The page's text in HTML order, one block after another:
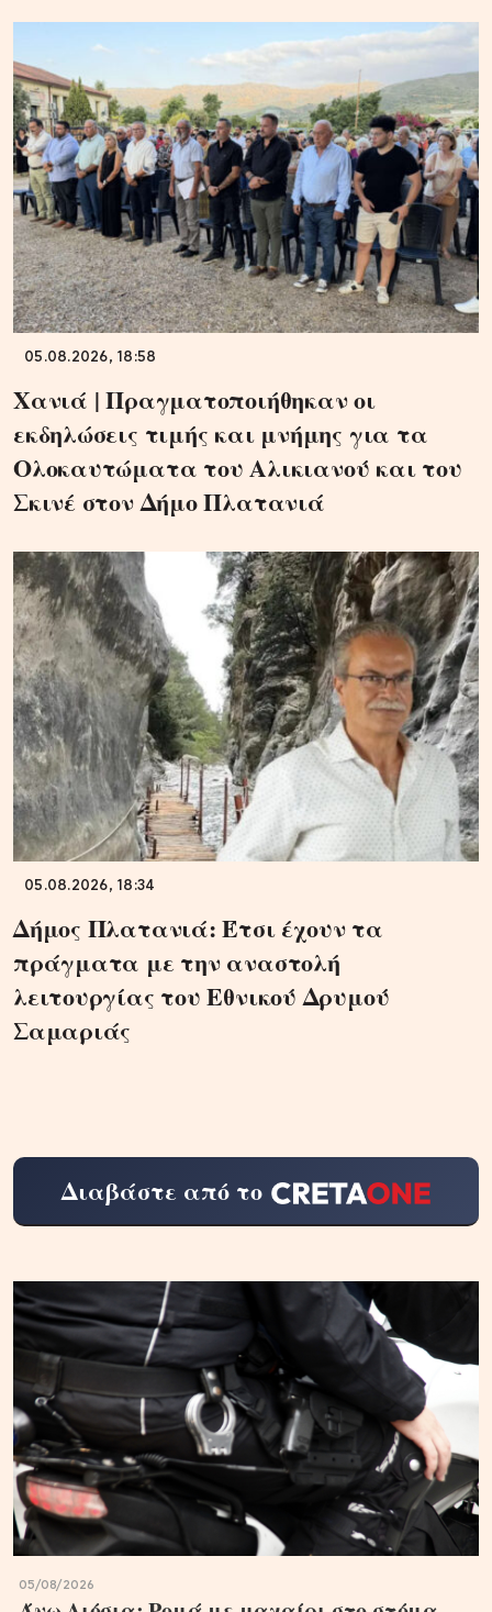
05.08.2026, 18:58
Χανιά | Πραγματοποιήθηκαν οι
εκδηλώσεις τιμής και μνήμης για τα
Ολοκαυτώματα του Αλικιανού και του
Σκινέ στον Δήμο Πλατανιά
05.08.2026, 18:34
Δήμος Πλατανιά: Έτσι έχουν τα
πράγματα με την αναστολή
λειτουργίας του Εθνικού Δρυμού
Σαμαριάς
Διαβάστε από το
05/08/2026